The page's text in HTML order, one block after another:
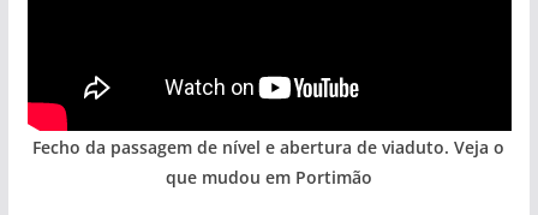
Fecho da passagem de nível e abertura de viaduto. Veja o
que mudou em Portimão